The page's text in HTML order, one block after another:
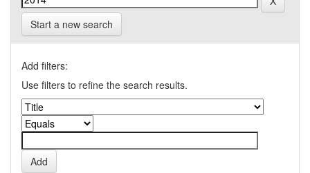
Start a new search
Add filters:
Use filters to refine the search results.